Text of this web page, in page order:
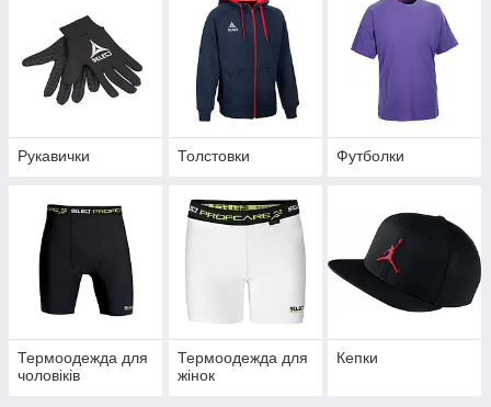
Рукавички Толстовки Футболки
Термоодежда для
чоловіків
Термоодежда для
жінок
Кепки